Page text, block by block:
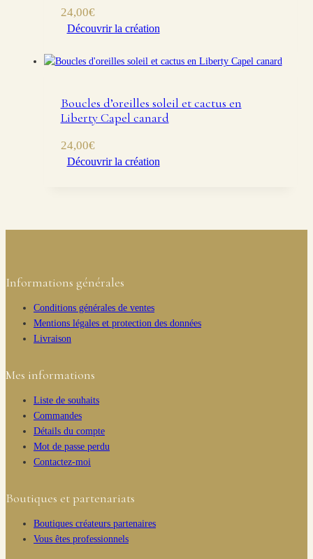
24,00€
Découvrir la création
Boucles d’oreilles soleil et cactus en
Liberty Capel canard
24,00€
Découvrir la création
Informations générales
Conditions générales de ventes
Mentions légales et protection des données
Livraison
Mes informations
Liste de souhaits
Commandes
Détails du compte
Mot de passe perdu
Contactez-moi
Boutiques et partenariats
Boutiques créateurs partenaires
Vous êtes professionnels